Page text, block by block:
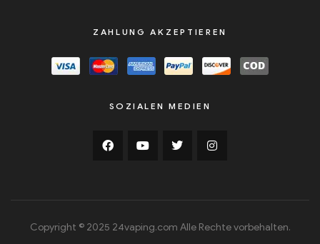
ZAHLUNG AKZEPTIEREN
SOZIALEN MEDIEN
Copyright © 2025 24vaping.com Alle Rechte vorbehalten.